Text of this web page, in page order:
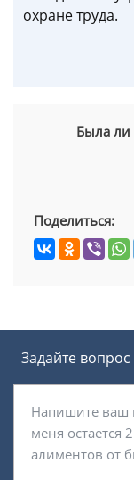
охране труда.
Была ли
Поделиться:
Задайте